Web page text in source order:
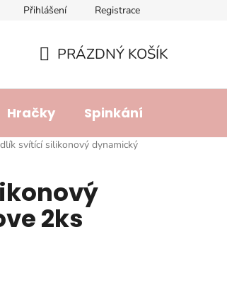
platba Lhůta pro vyřízení reklamace
Přihlášení Registrace
KOŠÍK
PRÁZDNÝ KOŠÍK
Hračky Spinkání
svítící silikonový dynamický
2ks